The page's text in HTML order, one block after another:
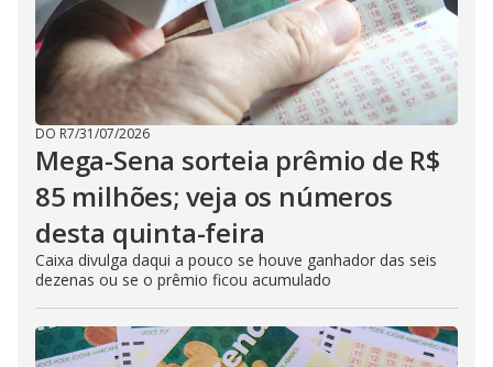
DO R7/31/07/2026
Mega-Sena sorteia prêmio de R$
85 milhões; veja os números
desta quinta-feira
Caixa divulga daqui a pouco se houve ganhador das seis
dezenas ou se o prêmio ficou acumulado